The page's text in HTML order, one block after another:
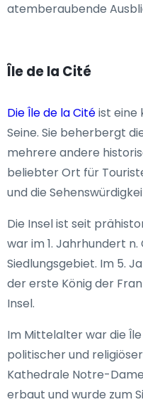
atemberaubende
Île de la Cité
Die Île de la Citéist eine
Seine. Sie beherbergt
mehrere andere
beliebter Ort für
und die
Die Insel ist seit
war im 1. Jahrhundert
Siedlungsgebiet. Im 5.
der erste König der
Insel.
Im Mittelalter war die
politischer und
Kathedrale Notre-
erbaut und wurde zum